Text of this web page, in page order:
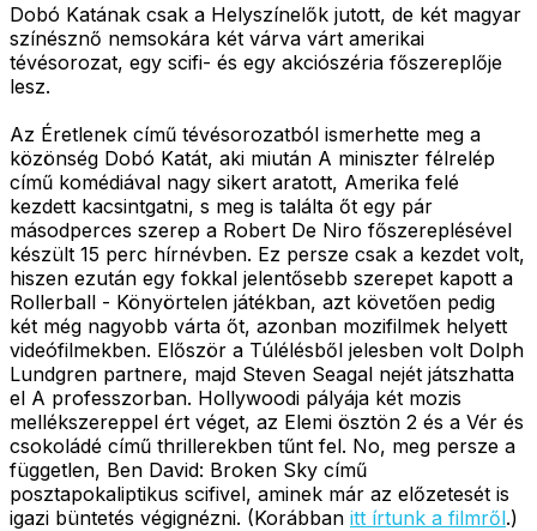
Dobó Katának csak a Helyszínelők jutott, de két magyar
színésznő nemsokára két várva várt amerikai
tévésorozat, egy scifi- és egy akciószéria főszereplője
lesz.
Az Éretlenek című tévésorozatból ismerhette meg a
közönség Dobó Katát, aki miután A miniszter félrelép
című komédiával nagy sikert aratott, Amerika felé
kezdett kacsintgatni, s meg is találta őt egy pár
másodperces szerep a Robert De Niro főszereplésével
készült 15 perc hírnévben. Ez persze csak a kezdet volt,
hiszen ezután egy fokkal jelentősebb szerepet kapott a
Rollerball - Könyörtelen játékban, azt követően pedig
két még nagyobb várta őt, azonban mozifilmek helyett
videófilmekben. Először a Túlélésből jelesben volt Dolph
Lundgren partnere, majd Steven Seagal nejét játszhatta
el A professzorban. Hollywoodi pályája két mozis
mellékszereppel ért véget, az Elemi ösztön 2 és a Vér és
csokoládé című thrillerekben tűnt fel. No, meg persze a
független, Ben David: Broken Sky című
posztapokaliptikus scifivel, aminek már az előzetesét is
igazi büntetés végignézni. (Korábban itt írtunk a filmről.)